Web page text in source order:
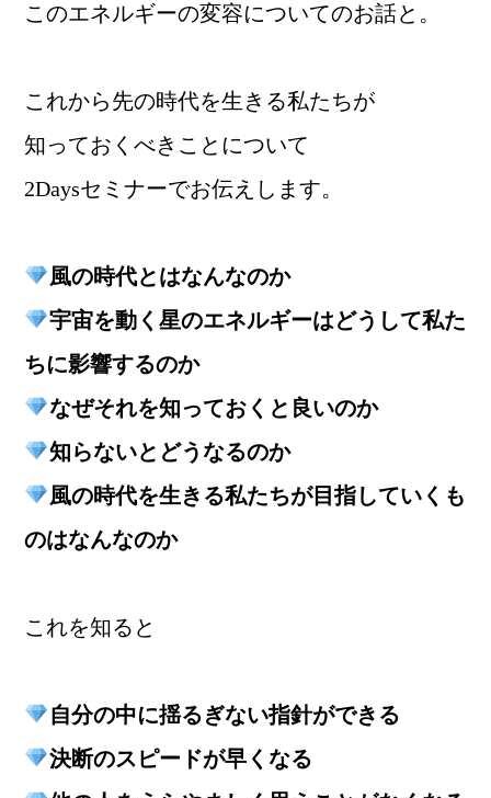
このエネルギーの変容についてのお話と。
これから先の時代を生きる私たちが
知っておくべきことについて
2Daysセミナーでお伝えします。
風の時代とはなんなのか
宇宙を動く星のエネルギーはどうして私た
ちに影響するのか
なぜそれを知っておくと良いのか
知らないとどうなるのか
風の時代を生きる私たちが目指していくも
のはなんなのか
これを知ると
自分の中に揺るぎない指針ができる
決断のスピードが早くなる